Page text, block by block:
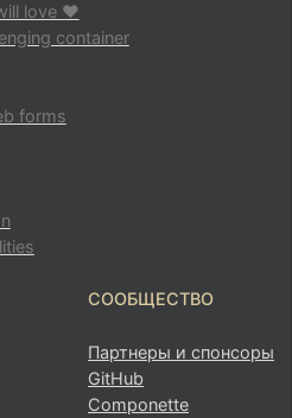
love ♥
container
forms
СООБЩЕСТВО
Партнеры и спонсоры
GitHub
Componette